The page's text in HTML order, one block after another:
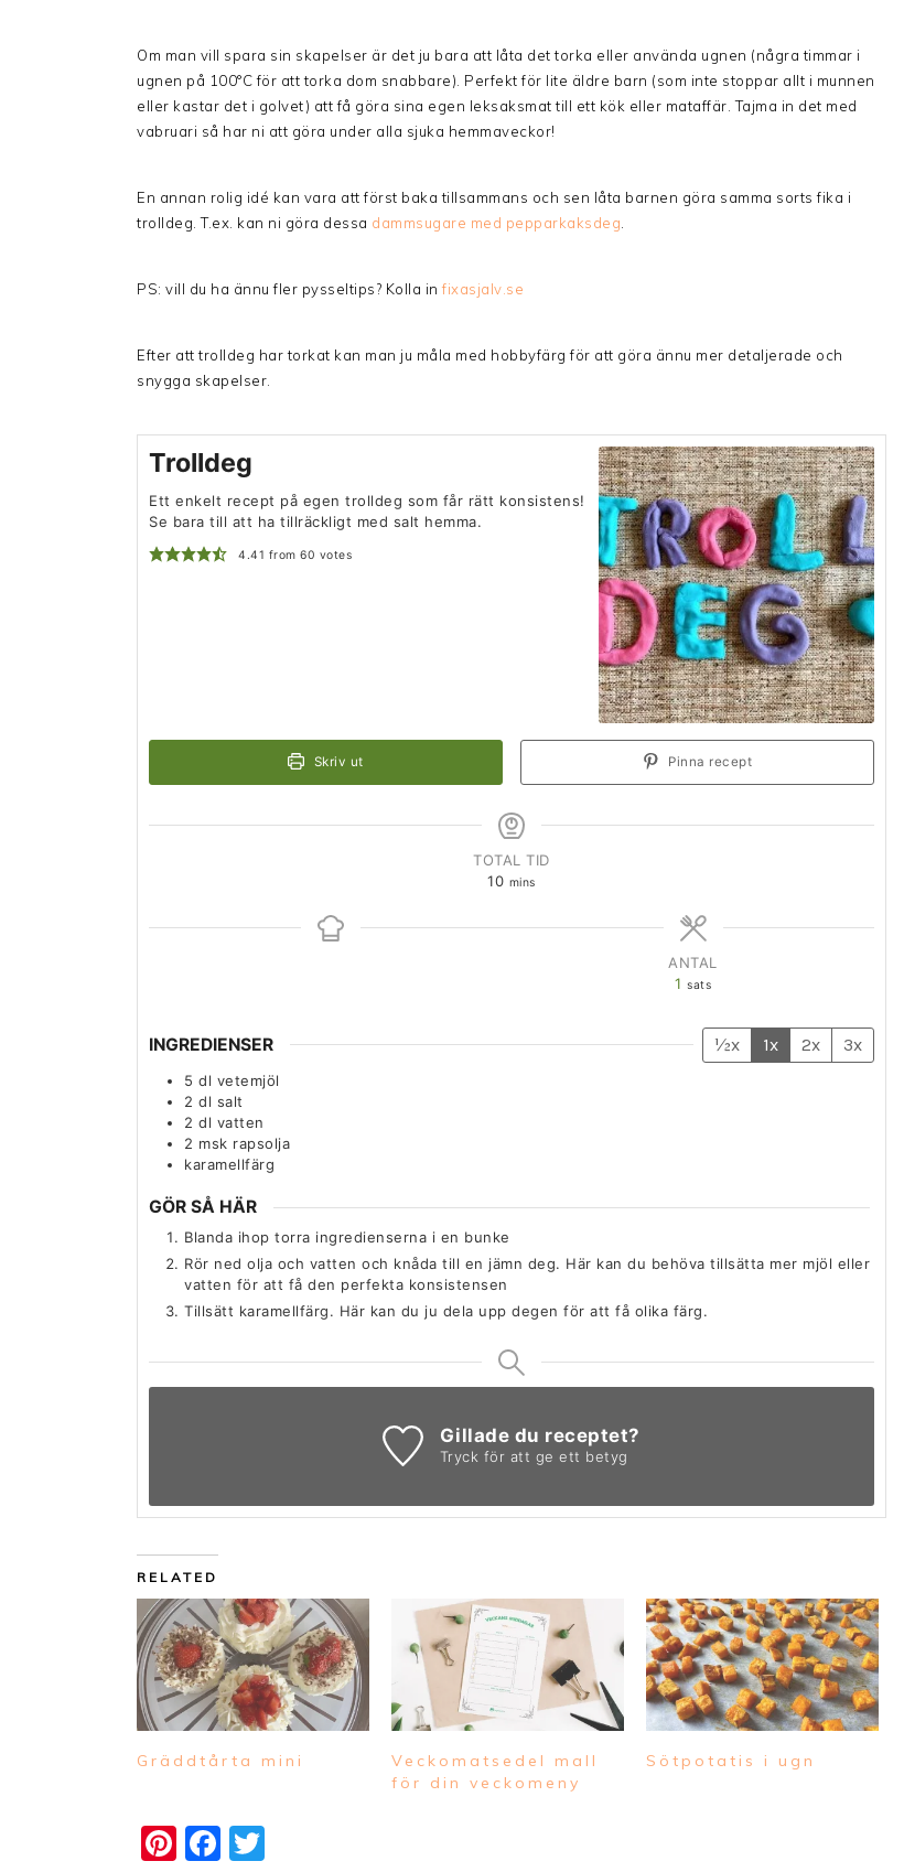
Om man vill spara sin skapelser är det ju bara att låta det torka eller använda ugnen (några timmar i
ugnen på 100°C för att torka dom snabbare). Perfekt för lite äldre barn (som inte stoppar allt i munnen
eller kastar det i golvet) att få göra sina egen leksaksmat till ett kök eller mataffär. Tajma in det med
vabruari så har ni att göra under alla sjuka hemmaveckor!
En annan rolig idé kan vara att först baka tillsammans och sen låta barnen göra samma sorts fika i
trolldeg. T.ex. kan ni göra dessa dammsugare med pepparkaksdeg
PS: vill du ha ännu fler pysseltips? Kolla infixasjalv.se
Efter att trolldeg har torkat kan man ju måla med hobbyfärg för att göra ännu mer detaljerade och
snygga skapelser.
Trolldeg
Ett enkelt recept på egen trolldeg som får rätt konsistens!
Se bara till att ha tillräckligt med salt hemma.
4.41 from60 votes
Skriv ut Pinna recept
TOTAL TID
10 mins
ANTAL
1 sats
INGREDIENSER ½x 1x 2x 3x
5 dl vetemjöl
2 dl salt
2 dl vatten
2 msk rapsolja
karamellfärg
GÖR SÅ HÄR
Blanda ihop torra ingredienserna i en bunke
Rör ned olja och vatten och knåda till en jämn deg. Här kan du behöva tillsätta mer mjöl eller
vatten för att få den perfekta konsistensen
Tillsätt karamellfärg. Här kan du ju dela upp degen för att få olika färg.
Gillade du receptet?
Tryck för att ge ett betyg
RELATED
Gräddtårta mini
Veckomatsedel mall
för din veckomeny
Sötpotatis i ugn
Pinterest
Facebook